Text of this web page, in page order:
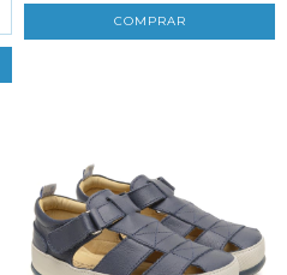
COMPRAR